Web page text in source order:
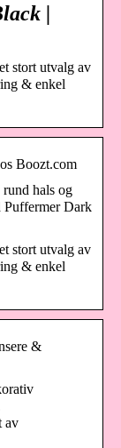
|
stort utvalg av
& enkel
Boozt.com
hals og
Dark
stort utvalg av
& enkel
&
av